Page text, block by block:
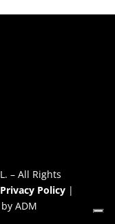
– All Rights
Privacy Policy |
ADM